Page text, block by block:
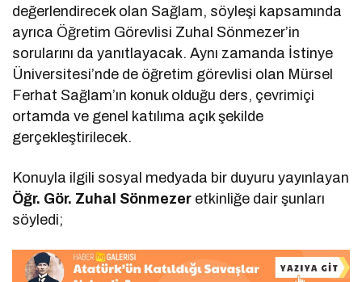
değerlendirecek olan Sağlam, söyleşi kapsamında
ayrıca Öğretim Görevlisi Zuhal Sönmezer’in
sorularını da yanıtlayacak. Aynı zamanda İstinye
Üniversitesi’nde de öğretim görevlisi olan Mürsel
Ferhat Sağlam’ın konuk olduğu ders, çevrimiçi
ortamda ve genel katılıma açık şekilde
gerçekleştirilecek.
Konuyla ilgili sosyal medyada bir duyuru yayınlayan
Öğr. Gör. Zuhal Sönmezer etkinliğe dair şunları
söyledi;